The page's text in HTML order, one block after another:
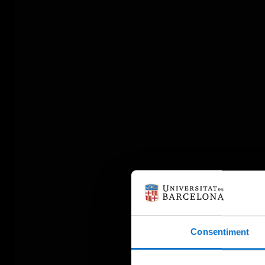
Consentiment